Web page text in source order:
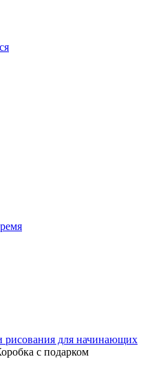
рисования для начинающих
с подарком